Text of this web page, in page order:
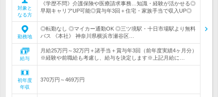
対象と
なる方
《学歴不問》介護保険や医療請求事務…知識・経験が活かせる◎
早期キャリアUP可能◎賞与年3回＋住宅・家族手当で収入UP◎
勤務地
◎転勤なし ◎マイカー通勤OK ◎三ツ境駅・十日市場駅より無料
バス 《本社》 神奈川県横浜市瀬谷区…
給与
月給25万円～32万円＋諸手当＋賞与年3回（前年度実績4ヶ月分）
※経験や前職給も考慮し、給与を決定します※上記月給に…
初年度
年収
370万円～469万円